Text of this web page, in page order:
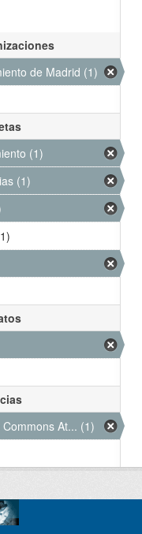
de Madrid (1)
(1)
(1)
At... (1)